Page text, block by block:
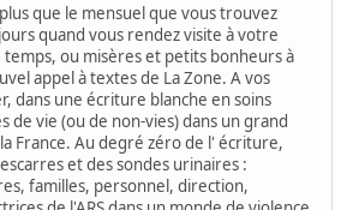
que le mensuel que vous trouvez
quand vous rendez visite à votre
ou misères et petits bonheurs à
appel à textes de La Zone. A vos
dans une écriture blanche en soins
de vie (ou de non-vies) dans un grand
France. Au degré zéro de l' écriture,
et des sondes urinaires :
familles, personnel, direction,